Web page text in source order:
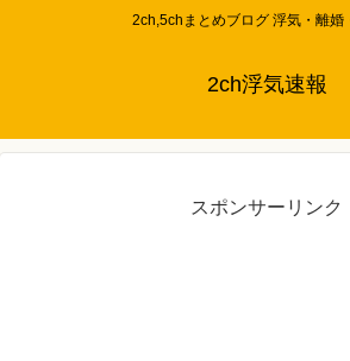
2ch,5chまとめブログ 浮気・離婚
2ch浮気速報
スポンサーリンク